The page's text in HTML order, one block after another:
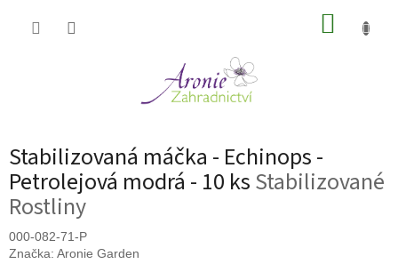
Stabilizovaná máčka - Echinops -
Petrolejová modrá - 10 ksStabilizované
Rostliny
000-082-71-P
Značka: Aronie Garden